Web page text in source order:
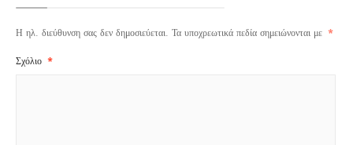
Η ηλ. διεύθυνση σας δεν δημοσιεύεται. Τα υποχρεωτικά πεδία σημειώνονται με *
Σχόλιο *